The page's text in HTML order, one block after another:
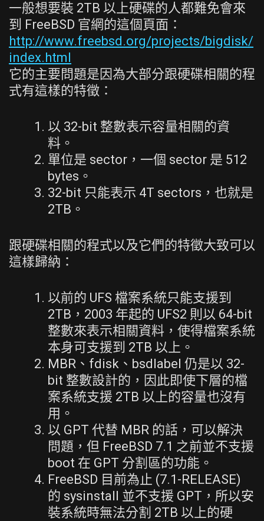
一般想要裝 2TB 以上硬碟的人都難免會來
到 FreeBSD 官網的這個頁面：
http://www.freebsd.org/projects/bigdisk/
index.html
它的主要問題是因為大部分跟硬碟相關的程
式有這樣的特徵：
以 32-bit 整數表示容量相關的資
料。
單位是 sector，一個 sector 是 512
bytes。
32-bit 只能表示 4T sectors，也就是
2TB。
跟硬碟相關的程式以及它們的特徵大致可以
這樣歸納：
以前的 UFS 檔案系統只能支援到
2TB，2003 年起的 UFS2 則以 64-bit
整數來表示相關資料，使得檔案系統
本身可支援到 2TB 以上。
MBR、fdisk、bsdlabel 仍是以 32-
bit 整數設計的，因此即使下層的檔
案系統支援 2TB 以上的容量也沒有
用。
以 GPT 代替 MBR 的話，可以解決
問題，但 FreeBSD 7.1 之前並不支援
boot 在 GPT 分割區的功能。
FreeBSD 目前為止 (7.1-RELEASE)
的 sysinstall 並不支援 GPT，所以安
裝系統時無法分割 2TB 以上的硬